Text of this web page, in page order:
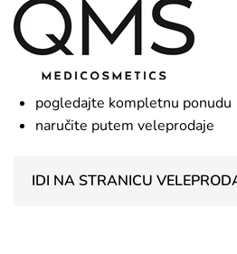
pogledajte kompletnu ponudu
naručite putem veleprodaje
IDI NA STRANICU